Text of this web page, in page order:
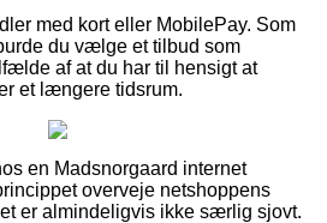
med kort eller MobilePay. Som
du vælge et tilbud som
af at du har til hensigt at
et længere tidsrum.
en Madsnorgaard internet
overveje netshoppens
er almindeligvis ikke særlig sjovt.